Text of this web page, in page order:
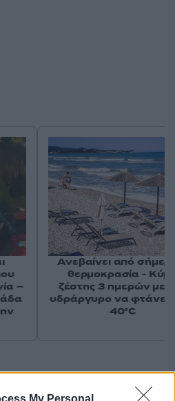
My Personal
–
Ανεβαίνει από
θερμοκρασία -
ζέστης 3 ημερών με
υδράργυρο να φτάνει
40°C